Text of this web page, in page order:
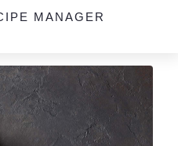
MANAGER